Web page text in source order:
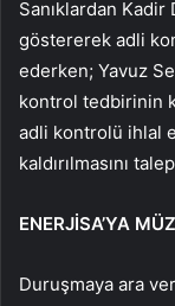
Sanıklardan Kadir
göstererek adli
ederken; Yavuz
kontrol tedbirinin
adli kontrolü ihlal
kaldırılmasını
ENERJİSA’YA
Duruşmaya ara